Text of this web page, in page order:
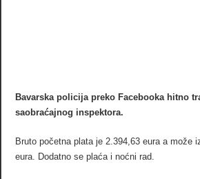
Bavarska policija preko Facebooka hitno
saobraćajnog inspektora.
Bruto početna plata je 2.394,63 eura a može
eura. Dodatno se plaća i noćni rad.